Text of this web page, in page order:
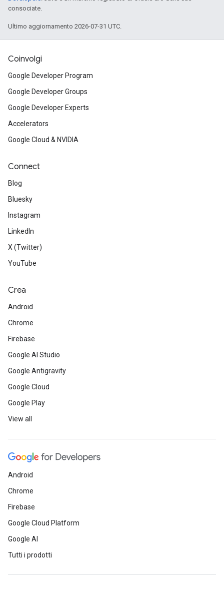
consociate.
Ultimo aggiornamento 2026-07-31 UTC.
Coinvolgi
Google Developer Program
Google Developer Groups
Google Developer Experts
Accelerators
Google Cloud & NVIDIA
Connect
Blog
Bluesky
Instagram
LinkedIn
X (Twitter)
YouTube
Crea
Android
Chrome
Firebase
Google AI Studio
Google Antigravity
Google Cloud
Google Play
View all
Android
Chrome
Firebase
Google Cloud Platform
Google AI
Tutti i prodotti